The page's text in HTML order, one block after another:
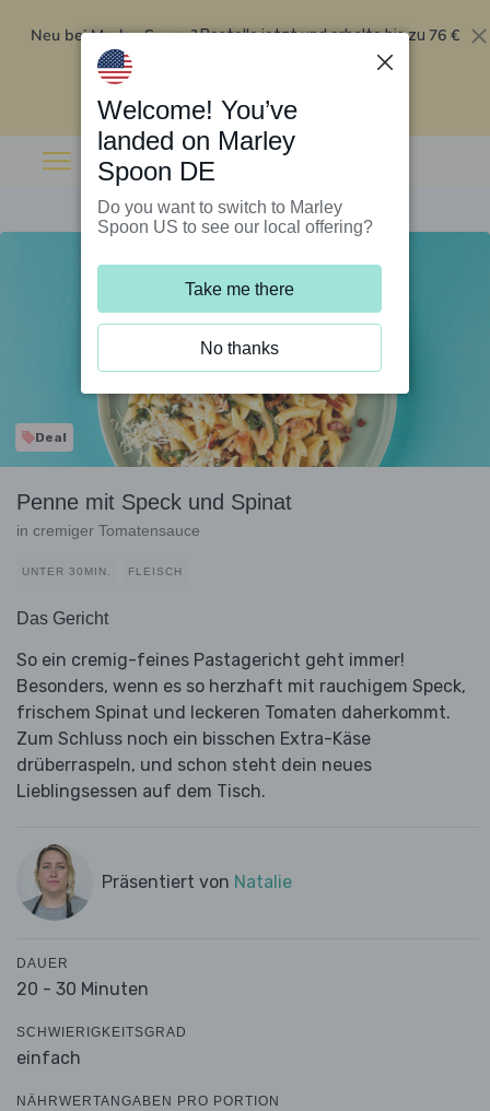
Neu bei Marley Spoon?Bestelle jetzt und erhalte bis zu 76 €
Rabatt auf deine ersten fünf Boxen
Deal
Penne mit Speck und Spinat
in cremiger Tomatensauce
UNTER 30MIN. FLEISCH
Das Gericht
So ein cremig-feines Pastagericht geht immer!
Besonders, wenn es so herzhaft mit rauchigem Speck,
frischem Spinat und leckeren Tomaten daherkommt.
Zum Schluss noch ein bisschen Extra-Käse
drüberraspeln, und schon steht dein neues
Lieblingsessen auf dem Tisch.
Präsentiert von Natalie
DAUER
20 - 30 Minuten
SCHWIERIGKEITSGRAD
einfach
NÄHRWERTANGABEN PRO PORTION
Welcome! You’ve
landed on Marley
Spoon DE
Do you want to switch to Marley
Spoon US to see our local offering?
Take me there
No thanks